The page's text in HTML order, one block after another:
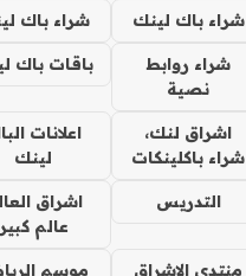
شراء باك لينك شراء باك
شراء روابط
نصية
باقات باك
اشراق لنك،
شراء باكلينكات
اعلانات
لينك
التدريس
اشراق
عالم كبير
منتدى الاشراق موسم